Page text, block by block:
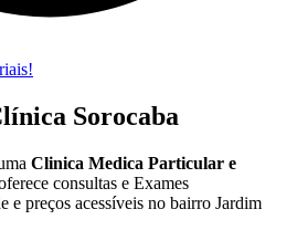
Sorocaba
Clinica Medica Particular e
consultas e Exames
e preços acessíveis no bairro Jardim